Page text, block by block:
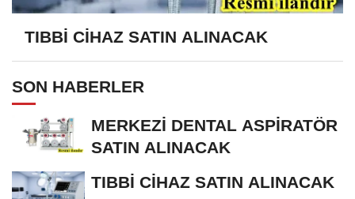
TIBBİ CİHAZ SATIN ALINACAK
SON HABERLER
MERKEZİ DENTAL ASPİRATÖR
SATIN ALINACAK
TIBBİ CİHAZ SATIN ALINACAK